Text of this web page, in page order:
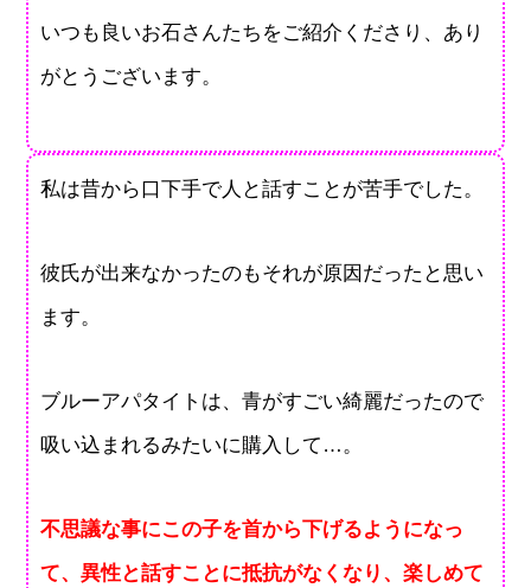
いつも良いお石さんたちをご紹介くださり、あり
がとうございます。
私は昔から口下手で人と話すことが苦手でした。
彼氏が出来なかったのもそれが原因だったと思い
ます。
ブルーアパタイトは、青がすごい綺麗だったので
吸い込まれるみたいに購入して…。
不思議な事にこの子を首から下げるようになっ
て、異性と話すことに抵抗がなくなり、楽しめて